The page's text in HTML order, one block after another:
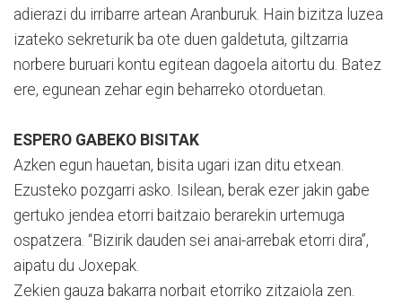
adierazi du irribarre artean Aranburuk. Hain bizitza luzea
izateko sekreturik ba ote duen galdetuta, giltzarria
norbere buruari kontu egitean dagoela aitortu du. Batez
ere, egunean zehar egin beharreko otorduetan.
ESPERO GABEKO BISITAK
Azken egun hauetan, bisita ugari izan ditu etxean.
Ezusteko pozgarri asko. Isilean, berak ezer jakin gabe
gertuko jendea etorri baitzaio berarekin urtemuga
ospatzera. “Bizirik dauden sei anai-arrebak etorri dira”,
aipatu du Joxepak.
Zekien gauza bakarra norbait etorriko zitzaiola zen.